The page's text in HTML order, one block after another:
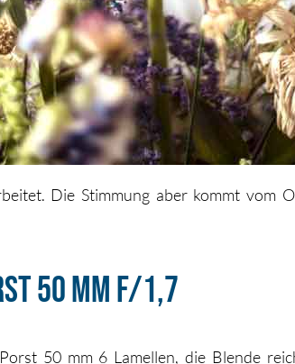
Die Stimmung aber kommt vom
50 mm f/1,7
50 mm 6 Lamellen, die Blende